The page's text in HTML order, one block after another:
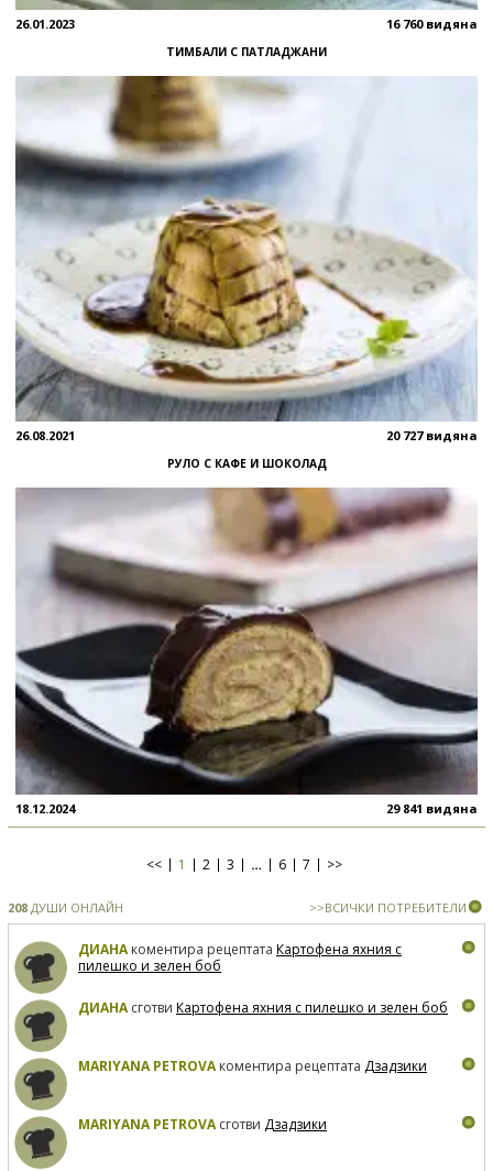
26.01.2023 16 760 видяна
ТИМБАЛИ С ПАТЛАДЖАНИ
26.08.2021 20 727 видяна
РУЛО С КАФЕ И ШОКОЛАД
18.12.2024 29 841 видяна
<< 1 2 3 … 6 7 >>
208 ДУШИ ОНЛАЙН >>ВСИЧКИ ПОТРЕБИТЕЛИ
ДИАНАкоментира рецептата Картофена яхния с
пилешко и зелен боб
ДИАНАсготви Картофена яхния с пилешко и зелен боб
MARIYANA PETROVAкоментира рецептата Дзадзики
MARIYANA PETROVAсготви Дзадзики